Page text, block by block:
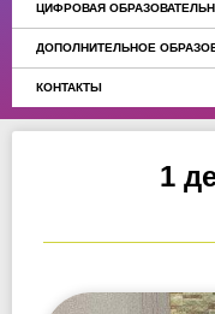
ЦИФРОВАЯ
ДОПОЛНИТЕЛЬНОЕ
КОНТАКТЫ
1